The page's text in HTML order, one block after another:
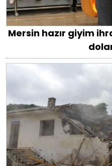
Mersin hazır giyim